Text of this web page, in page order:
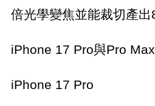
倍光學變焦並能裁切產出
iPhone 17 Pro與Pro
iPhone 17 Pro